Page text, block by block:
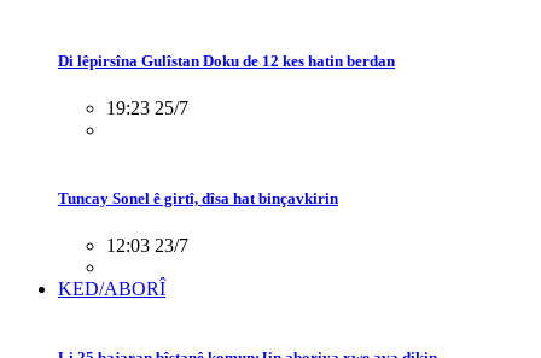
Di lêpirsîna Gulîstan Doku de 12 kes hatin berdan
19:23 25/7
Tuncay Sonel ê girtî, dîsa hat binçavkirin
12:03 23/7
KED/ABORÎ